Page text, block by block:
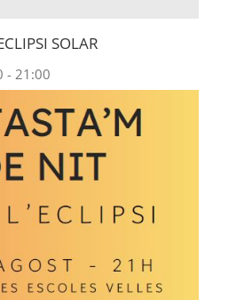
SOLAR
- 21:00